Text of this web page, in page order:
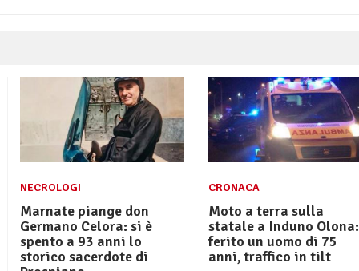
NECROLOGI
Marnate piange don
Germano Celora: si è
spento a 93 anni lo
storico sacerdote di
CRONACA
Moto a terra sulla
statale a Induno Olona:
ferito un uomo di 75
anni, traffico in tilt